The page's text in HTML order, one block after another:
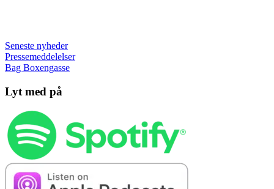
Seneste nyheder
Pressemeddelelser
Bag Boxengasse
Lyt med på